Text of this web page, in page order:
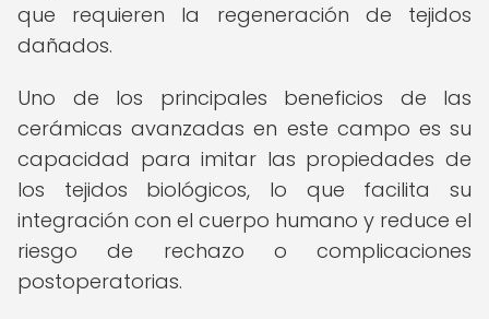
que requieren la regeneración de tejidos
dañados.
Uno de los principales beneficios de las
cerámicas avanzadas en este campo es su
capacidad para imitar las propiedades de
los tejidos biológicos, lo que facilita su
integración con el cuerpo humano y reduce el
riesgo de rechazo o complicaciones
postoperatorias.